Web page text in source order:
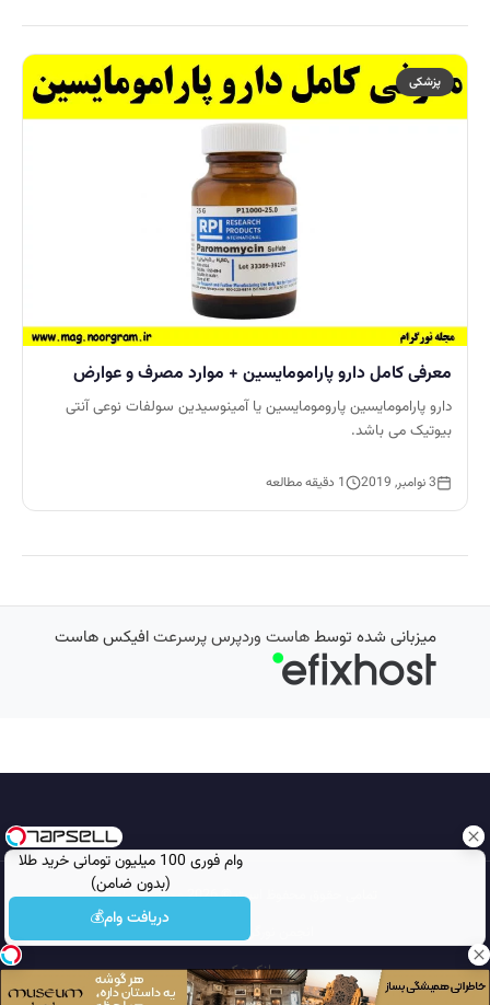
وام فوری 100 میلیون تومانی خرید طلا
(بدون ضامن)
دریافت وام💰
پزشکی
معرفی کامل دارو پارامومایسین + موارد مصرف و عوارض
دارو پارامومایسین پارومومایسین یا آمینوسیدین سولفات نوعی آنتی
بیوتیک می باشد.
3 نوامبر, 2019 1 دقیقه مطالعه
میزبانی شده توسطهاست وردپرس پرسرعتافیکس هاست
تمامی حقوق محفوظ است © 2026
مجله نورگرام
انجمن نورگرام
بانک عکس
سایت هم معنی